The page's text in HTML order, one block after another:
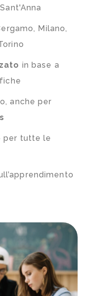
Milano,
in base a
anche per
per tutte le